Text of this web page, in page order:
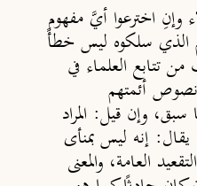
وإنِ اخترعوا أيَّ مفهوم
الذي سلكوه ليس خطأً
تتابع العلماء في
نصوص أئمتهم
سبق، وإن قيل: المراد
يقال: إنه ليس بمنأى
العامة، والمعنى